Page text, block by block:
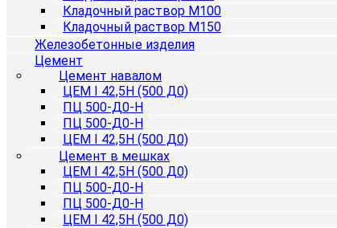
Кладочный раствор М100
Кладочный раствор М150
Железобетонные изделия
Цемент
Цемент навалом
ЦЕМ I 42,5Н (500 Д0)
ПЦ 500-Д0-Н
ПЦ 500-Д0-Н
ЦЕМ I 42,5Н (500 Д0)
Цемент в мешках
ЦЕМ I 42,5Н (500 Д0)
ПЦ 500-Д0-Н
ПЦ 500-Д0-Н
ЦЕМ I 42,5Н (500 Д0)